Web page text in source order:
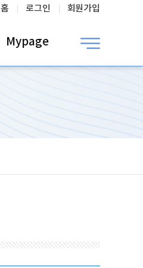
홈 로그인 회원가입
Mypage